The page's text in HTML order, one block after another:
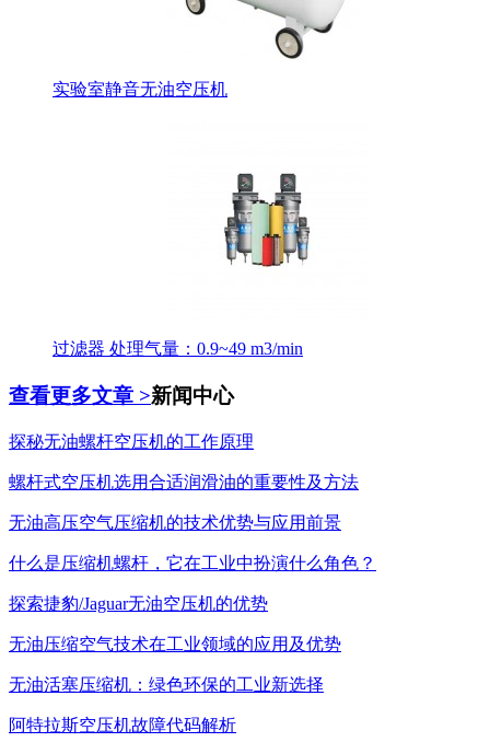
实验室静音无油空压机
过滤器 处理气量：0.9~49 m3/min
查看更多文章 >新闻中心
探秘无油螺杆空压机的工作原理
螺杆式空压机选用合适润滑油的重要性及方法
无油高压空气压缩机的技术优势与应用前景
什么是压缩机螺杆，它在工业中扮演什么角色？
探索捷豹/Jaguar无油空压机的优势
无油压缩空气技术在工业领域的应用及优势
无油活塞压缩机：绿色环保的工业新选择
阿特拉斯空压机故障代码解析